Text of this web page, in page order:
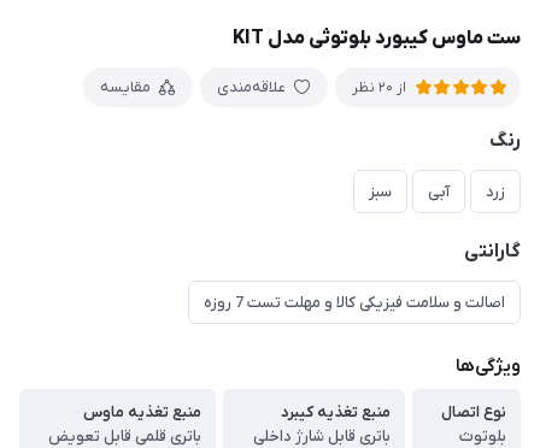
ست ماوس کیبورد بلوتوثی مدل KIT
از 20 نظر علاقه‌مندی مقایسه
رنگ
زرد آبی سبز
گارانتی
اصالت و سلامت فیزیکی کالا و مهلت تست 7 روزه
ویژگی‌ها
نوع اتصال
بلوتوث
منبع تغذیه کیبرد
باتری قابل شارژ داخلی
منبع تغذیه ماوس
باتری قلمی قابل تعویض